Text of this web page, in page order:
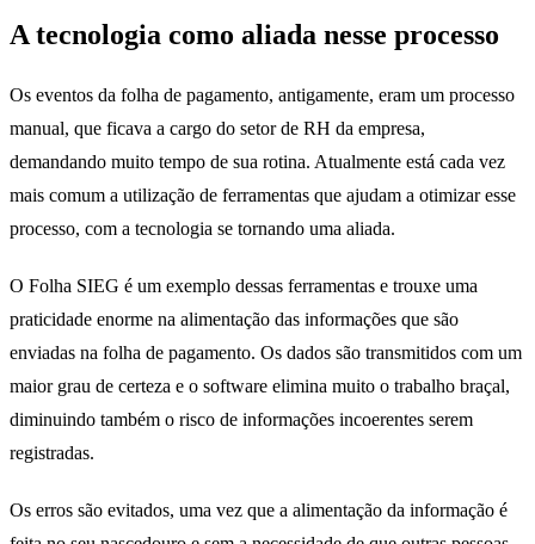
A tecnologia como aliada nesse processo
Os eventos da folha de pagamento, antigamente, eram um processo
manual, que ficava a cargo do setor de RH da empresa,
demandando muito tempo de sua rotina. Atualmente está cada vez
mais comum a utilização de ferramentas que ajudam a otimizar esse
processo, com a tecnologia se tornando uma aliada.
O Folha SIEG é um exemplo dessas ferramentas e trouxe uma
praticidade enorme na alimentação das informações que são
enviadas na folha de pagamento. Os dados são transmitidos com um
maior grau de certeza e o software elimina muito o trabalho braçal,
diminuindo também o risco de informações incoerentes serem
registradas.
Os erros são evitados, uma vez que a alimentação da informação é